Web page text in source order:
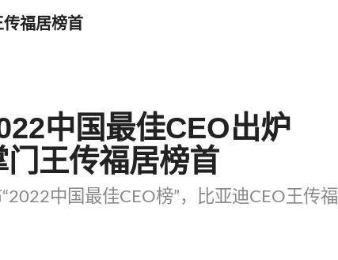
福居榜首
中国最佳CEO出炉
门王传福居榜首
中国最佳CEO榜”，比亚迪CEO王传福